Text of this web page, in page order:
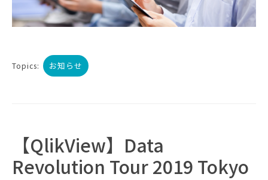
Topics: お知らせ
【QlikView】Data
Revolution Tour 2019 Tokyo